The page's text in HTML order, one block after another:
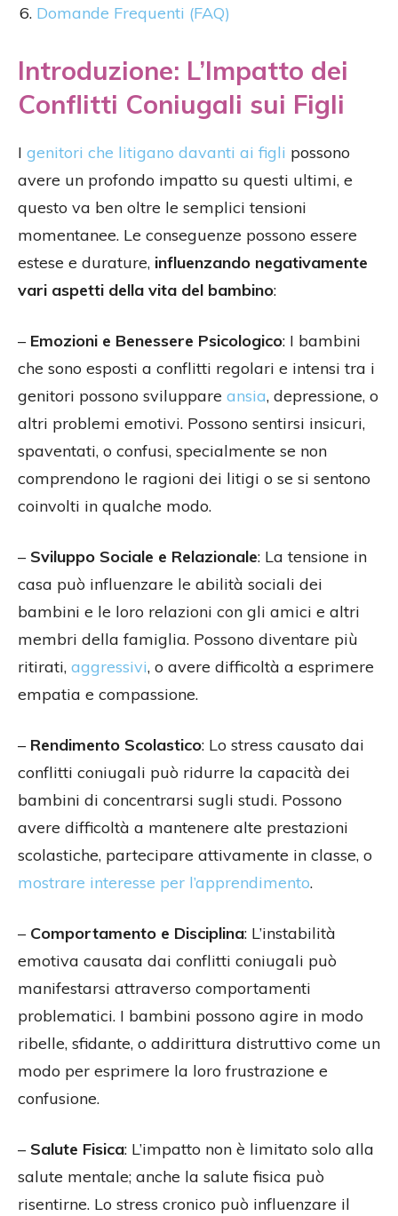
Domande Frequenti (FAQ)
Introduzione: L’Impatto dei
Conflitti Coniugali sui Figli
I genitori che litigano davanti ai figli possono
avere un profondo impatto su questi ultimi, e
questo va ben oltre le semplici tensioni
momentanee. Le conseguenze possono essere
estese e durature, influenzando negativamente
vari aspetti della vita del bambino:
– Emozioni e Benessere Psicologico: I bambini
che sono esposti a conflitti regolari e intensi tra i
genitori possono sviluppare ansia, depressione, o
altri problemi emotivi. Possono sentirsi insicuri,
spaventati, o confusi, specialmente se non
comprendono le ragioni dei litigi o se si sentono
coinvolti in qualche modo.
– Sviluppo Sociale e Relazionale: La tensione in
casa può influenzare le abilità sociali dei
bambini e le loro relazioni con gli amici e altri
membri della famiglia. Possono diventare più
ritirati, aggressivi, o avere difficoltà a esprimere
empatia e compassione.
– Rendimento Scolastico: Lo stress causato dai
conflitti coniugali può ridurre la capacità dei
bambini di concentrarsi sugli studi. Possono
avere difficoltà a mantenere alte prestazioni
scolastiche, partecipare attivamente in classe, o
mostrare interesse per l’apprendimento.
– Comportamento e Disciplina: L’instabilità
emotiva causata dai conflitti coniugali può
manifestarsi attraverso comportamenti
problematici. I bambini possono agire in modo
ribelle, sfidante, o addirittura distruttivo come un
modo per esprimere la loro frustrazione e
confusione.
– Salute Fisica: L’impatto non è limitato solo alla
salute mentale; anche la salute fisica può
risentirne. Lo stress cronico può influenzare il